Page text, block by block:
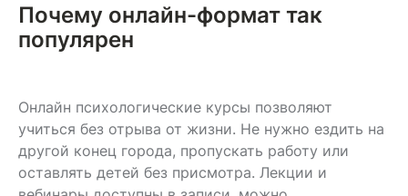
Почему онлайн-формат так
популярен
Онлайн психологические курсы позволяют
учиться без отрыва от жизни. Не нужно ездить на
другой конец города, пропускать работу или
оставлять детей без присмотра. Лекции и